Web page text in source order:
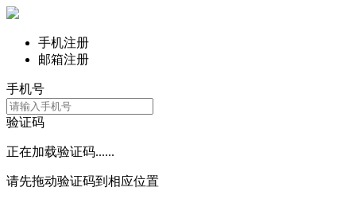
手机注册
邮箱注册
手机号
验证码
正在加载验证码......
请先拖动验证码到相应位置